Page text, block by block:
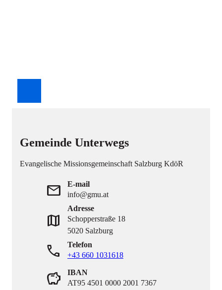
Gemeinde Unterwegs
Evangelische Missionsgemeinschaft Salzburg KdöR
mail
E-mail
info@gmu.at
map
Adresse
Schopperstraße 18
5020 Salzburg
phone
Telefon
+43 660 1031618
savings
IBAN
AT95 4501 0000 2001 7367